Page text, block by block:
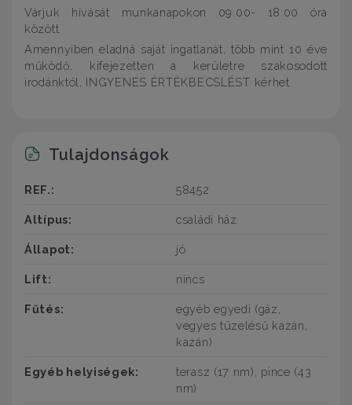
Várjuk hívását munkanapokon 09.00- 18:00 óra
között.
Amennyiben eladná saját ingatlanát, több mint 10 éve
működő, kifejezetten a kerületre szakosodott
irodánktól, INGYENES ÉRTÉKBECSLÉST kérhet.
Tulajdonságok
REF.: 58452
Altípus: családi ház
Állapot: jó
Lift: nincs
Fűtés:
egyéb egyedi (gáz,
vegyes tüzelésű kazán,
kazán)
Egyéb helyiségek:
terasz (17 nm), pince (43
nm)